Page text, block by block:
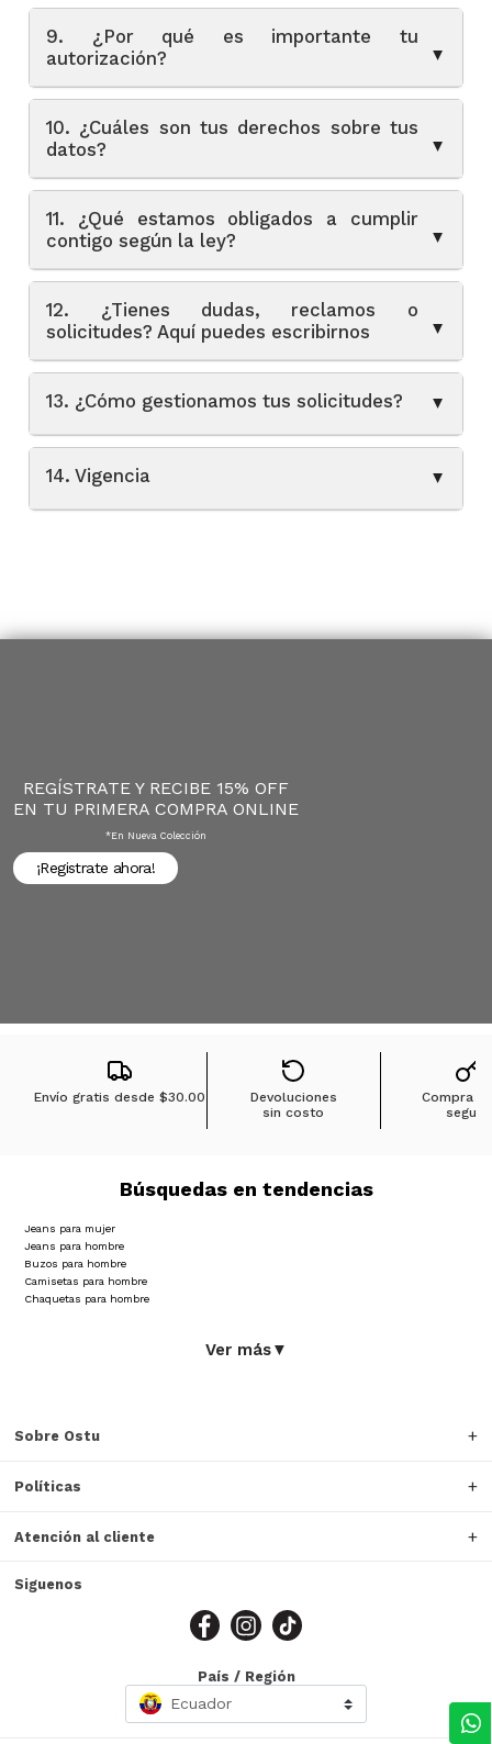
9. ¿Por qué es importante tu
autorización?
▲
10. ¿Cuáles son tus derechos sobre tus
datos?
▲
11. ¿Qué estamos obligados a cumplir
contigo según la ley?
▲
12. ¿Tienes dudas, reclamos o
solicitudes? Aquí puedes escribirnos
▲
13. ¿Cómo gestionamos tus solicitudes? ▲
14. Vigencia ▲
REGÍSTRATE Y RECIBE 15% OFF
EN TU PRIMERA COMPRA ONLINE
*en Nueva Colección
¡Registrate ahora!
Envío gratis desde$30.00
Devoluciones
sin costo
Compra
segura
Búsquedas en tendencias
Jeans para mujer
Jeans para hombre
Buzos para hombre
Camisetas para hombre
Chaquetas para hombre
Ver más▼
Sobre Ostu
Políticas
Atención al cliente
Siguenos
País / Región
Ecuador